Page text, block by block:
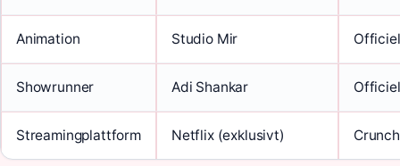
Animation Studio Mir
Showrunner Adi Shankar
Streamingplattform Netflix (exklusivt)